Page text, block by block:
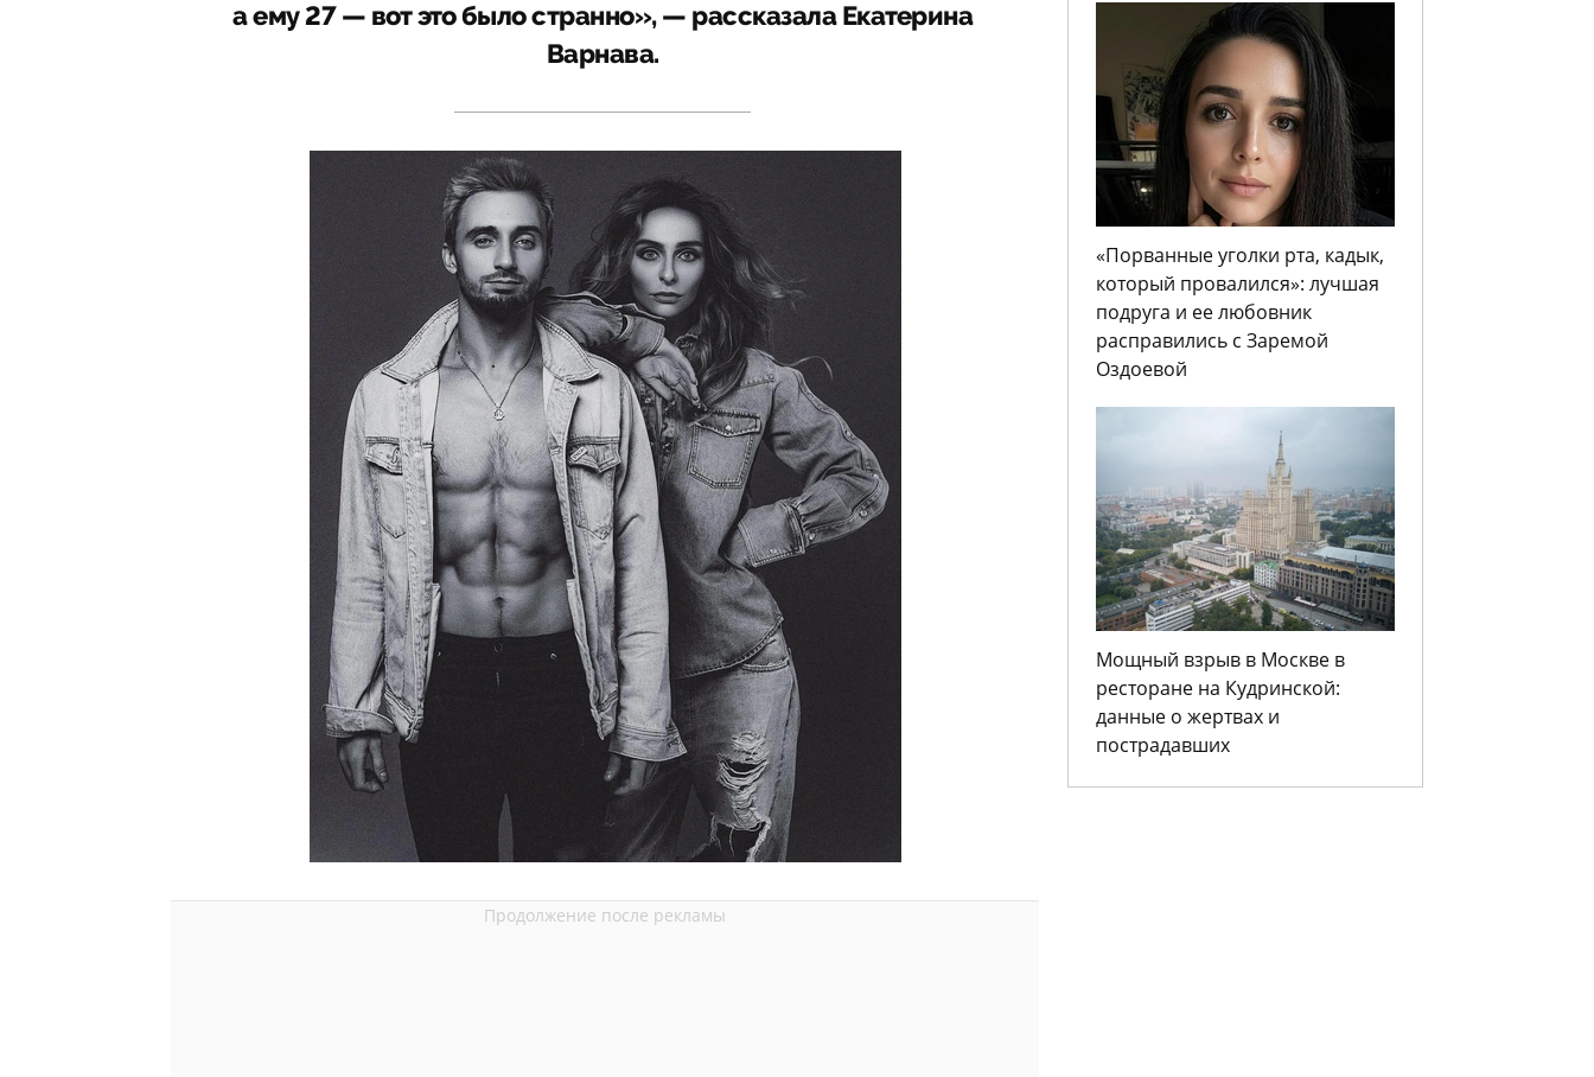
а ему 27 — вот это было странно», — рассказала Екатерина
Варнава.
«Порванные уголки рта, кадык,
который провалился»: лучшая
подруга и ее любовник
расправились с Заремой
Оздоевой
Мощный взрыв в Москве в
ресторане на Кудринской:
данные о жертвах и
пострадавших